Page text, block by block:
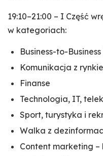
19:10–21:00 – I Część
w kategoriach:
Business-to-Business
Komunikacja z
Finanse
Technologia, IT,
Sport, turystyka i
Walka z
Content marketing